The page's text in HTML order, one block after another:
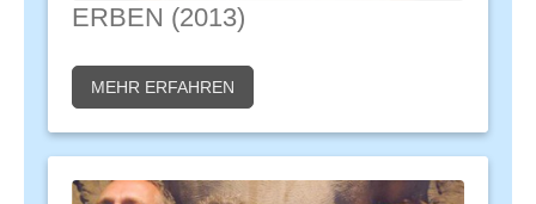
ERBEN (2013)
MEHR ERFAHREN